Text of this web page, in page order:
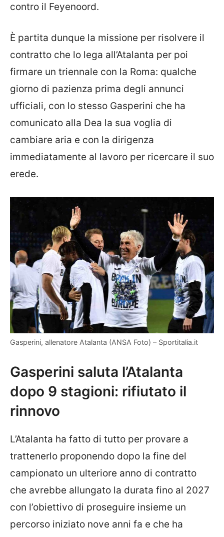
contro il Feyenoord.
È partita dunque la missione per risolvere il
contratto che lo lega all’Atalanta per poi
firmare un triennale con la Roma: qualche
giorno di pazienza prima degli annunci
ufficiali, con lo stesso Gasperini che ha
comunicato alla Dea la sua voglia di
cambiare aria e con la dirigenza
immediatamente al lavoro per ricercare il suo
erede.
Gasperini, allenatore Atalanta (ANSA Foto) – Sportitalia.it
Gasperini saluta l’Atalanta
dopo 9 stagioni: rifiutato il
rinnovo
L’Atalanta ha fatto di tutto per provare a
trattenerlo proponendo dopo la fine del
campionato un ulteriore anno di contratto
che avrebbe allungato la durata fino al 2027
con l’obiettivo di proseguire insieme un
percorso iniziato nove anni fa e che ha